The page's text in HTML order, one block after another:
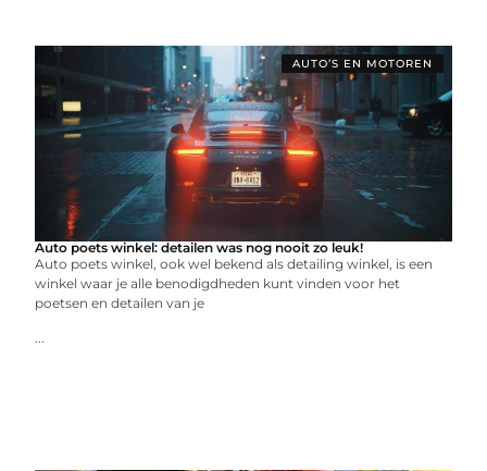
AUTO’S EN MOTOREN
Auto poets winkel: detailen was nog nooit zo leuk!
Auto poets winkel, ook wel bekend als detailing winkel, is een
winkel waar je alle benodigdheden kunt vinden voor het
poetsen en detailen van je
...